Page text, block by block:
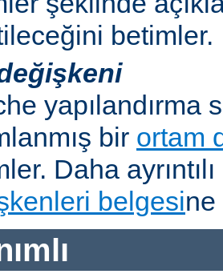
betimler.
yapılandırma
bir ortam
Daha
belgesine